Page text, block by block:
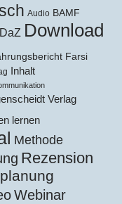
Audio BAMF
DaZ Download
Farsi
Inhalt
Verlag
lernen
Methode
Rezension
Webinar